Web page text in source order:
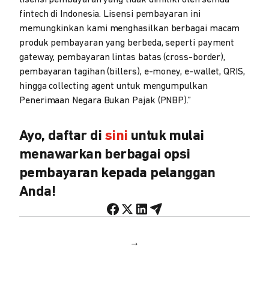
fintech di Indonesia. Lisensi pembayaran ini
memungkinkan kami menghasilkan berbagai macam
produk pembayaran yang berbeda, seperti payment
gateway, pembayaran lintas batas (cross-border),
pembayaran tagihan (billers), e-money, e-wallet, QRIS,
hingga collecting agent untuk mengumpulkan
Penerimaan Negara Bukan Pajak (PNBP).”
Ayo, daftar di sini untuk mulai
menawarkan berbagai opsi
pembayaran kepada pelanggan
Anda!
→